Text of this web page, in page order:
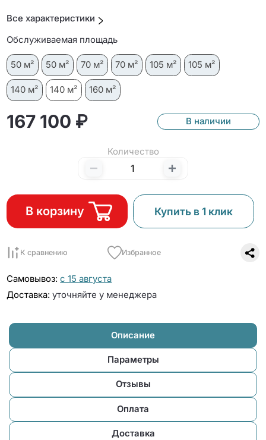
Все характеристики
Обслуживаемая площадь
50 м² 50 м² 70 м² 70 м² 105 м² 105 м²
140 м² 140 м² 160 м²
167 100 ₽ В наличии
Количество
В корзину Купить в 1 клик
К сравнению Избранное
Самовывоз: с 15 августа
Доставка: уточняйте у менеджера
Описание
Параметры
Отзывы
Оплата
Доставка